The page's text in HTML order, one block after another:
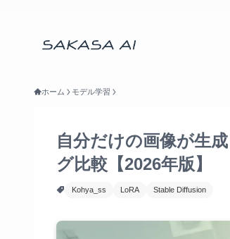
ホーム モデル学習
自分だけの画像が生
グ比較【2026年版】
Kohya_ss LoRA Stable Diffusion